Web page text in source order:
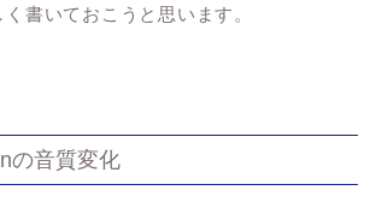
書いておこうと思います。
の音質変化